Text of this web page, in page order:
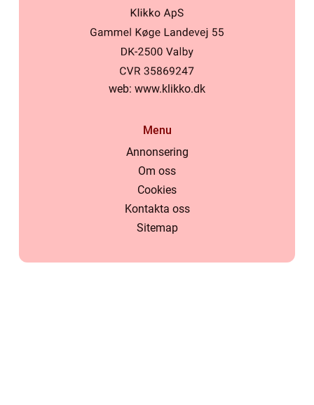
web: www.klikko.dk
Menu
Annonsering
Om oss
Cookies
Kontakta oss
Sitemap